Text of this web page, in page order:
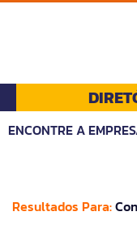
ENCONTRE A
Resultados Para: